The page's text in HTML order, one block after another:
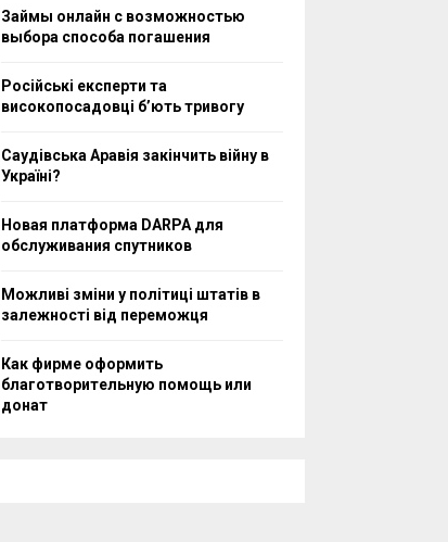
Займы онлайн с возможностью
выбора способа погашения
Російські експерти та
високопосадовці бʼють тривогу
Саудівська Аравія закінчить війну в
Україні?
Новая платформа DARPA для
обслуживания спутников
Можливі зміни у політиці штатів в
залежності від переможця
Как фирме оформить
благотворительную помощь или
донат